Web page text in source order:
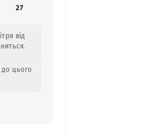
27
від
до цього